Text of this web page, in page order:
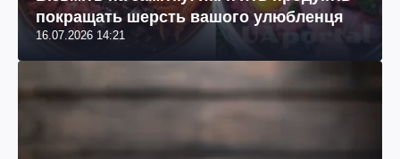
покращать шерсть вашого улюбленця
16.07.2026 14:21